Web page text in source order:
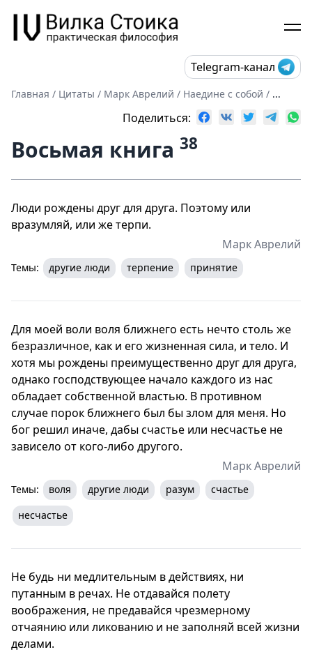
Telegram-канал
Главная / Цитаты / Марк Аврелий / Наедине с собой / ...
Поделиться:
Восьмая книга 38
Люди рождены друг для друга. Поэтому или
вразумляй, или же терпи.
Марк Аврелий
Темы: другие люди терпение принятие
Для моей воли воля ближнего есть нечто столь же
безразличное, как и его жизненная сила, и тело. И
хотя мы рождены преимущественно друг для друга,
однако господствующее начало каждого из нас
обладает собственной властью. В противном
случае порок ближнего был бы злом для меня. Но
бог решил иначе, дабы счастье или несчастье не
зависело от кого-либо другого.
Марк Аврелий
Темы: воля другие люди разум
счастье
несчастье
Не будь ни медлительным в действиях, ни
путанным в речах. Не отдавайся полету
воображения, не предавайся чрезмерному
отчаянию или ликованию и не заполняй всей жизни
делами.